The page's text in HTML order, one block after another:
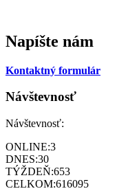
Napíšte nám
Kontaktný formulár
Návštevnosť
Návštevnosť:
ONLINE:3
DNES:30
TÝŽDEŇ:653
CELKOM:616095